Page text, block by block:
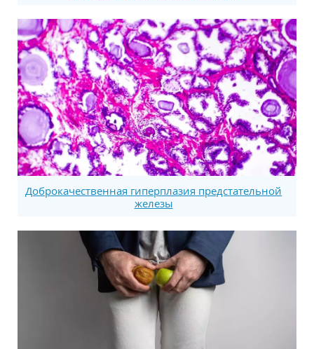
Доброкачественная гиперплазия предстательной
железы